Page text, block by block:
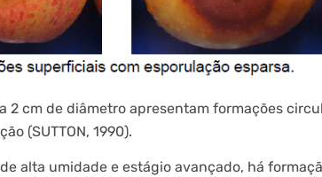
2 cm de diâmetro apresentam formações
(SUTTON, 1990).
alta umidade e estágio avançado, há